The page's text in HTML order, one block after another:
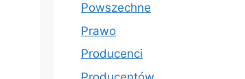
Powszechne
Prawo
Producenci